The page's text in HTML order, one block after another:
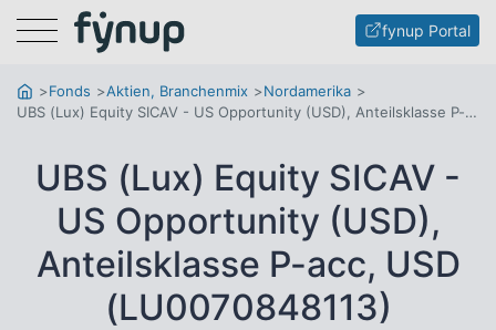
Menu fynup Portal
Fonds Aktien, Branchenmix
Nordamerika
UBS (Lux) Equity SICAV - US Opportunity (USD), Anteilsklasse P-acc, USD
UBS (Lux) Equity SICAV -
US Opportunity (USD),
Anteilsklasse P-acc, USD
(LU0070848113)